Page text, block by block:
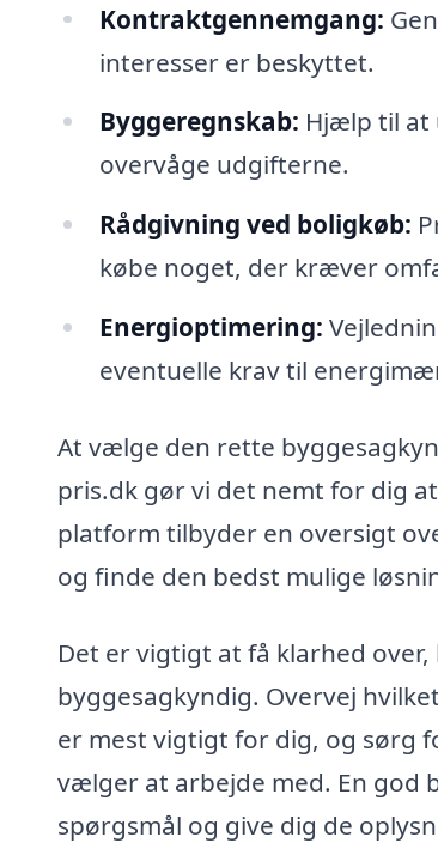
Kontraktgennemgang:
interesser er beskyttet.
Byggeregnskab: Hjælp til at
overvåge udgifterne.
Rådgivning ved boligkøb:
købe noget, der kræver
Energioptimering:
eventuelle krav til
At vælge den rette
pris.dk gør vi det nemt for dig
platform tilbyder en oversigt
og finde den bedst mulige
Det er vigtigt at få klarhed
byggesagkyndig. Overvej
er mest vigtigt for dig, og sørg
vælger at arbejde med. En god
spørgsmål og give dig de